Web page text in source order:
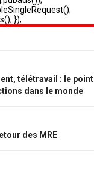
télétravail : le point
dans le monde
des MRE